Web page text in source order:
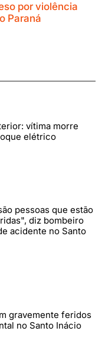
por violência
Paraná
vítima morre
elétrico
pessoas que estão
diz bombeiro
acidente no Santo
gravemente feridos
no Santo Inácio